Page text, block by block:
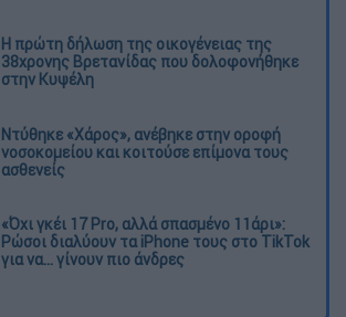
Η πρώτη δήλωση της οικογένειας της
38χρονης Βρετανίδας που δολοφονήθηκε
στην Κυψέλη
Ντύθηκε «Χάρος», ανέβηκε στην οροφή
νοσοκομείου και κοιτούσε επίμονα τους
ασθενείς
«Όχι γκέι 17 Pro, αλλά σπασμένο 11άρι»:
Ρώσοι διαλύουν τα iPhone τους στο TikTok
για να... γίνουν πιο άνδρες